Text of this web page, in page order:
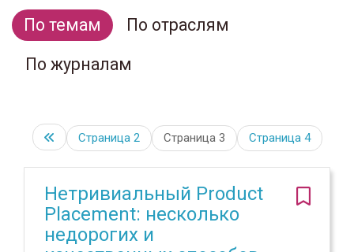
По темам
По отраслям
По журналам
Страница 2 Страница 3 Страница 4
Нетривиальный Product
Placement: несколько
недорогих и